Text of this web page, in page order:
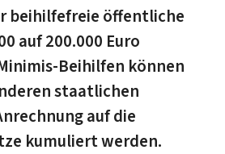
beihilfefreie öffentliche
auf 200.000 Euro
Beihilfen können
staatlichen
auf die
kumuliert werden.